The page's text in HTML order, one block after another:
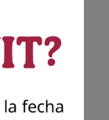
por el
dar
el